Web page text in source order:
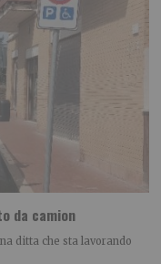
da camion
ditta che sta lavorando